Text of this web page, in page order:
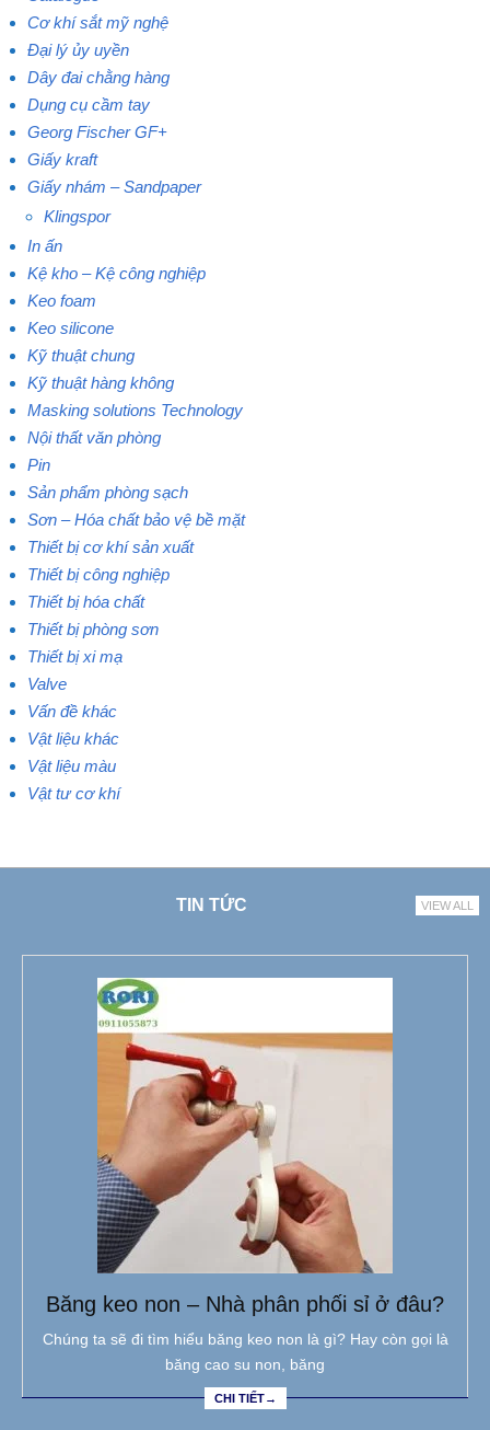
Cơ khí sắt mỹ nghệ
Đại lý ủy uyền
Dây đai chằng hàng
Dụng cụ cầm tay
Georg Fischer GF+
Giấy kraft
Giấy nhám – Sandpaper
Klingspor
In ấn
Kệ kho – Kệ công nghiệp
Keo foam
Keo silicone
Kỹ thuật chung
Kỹ thuật hàng không
Masking solutions Technology
Nội thất văn phòng
Pin
Sản phẩm phòng sạch
Sơn – Hóa chất bảo vệ bề mặt
Thiết bị cơ khí sản xuất
Thiết bị công nghiệp
Thiết bị hóa chất
Thiết bị phòng sơn
Thiết bị xi mạ
Valve
Vấn đề khác
Vật liệu khác
Vật liệu màu
Vật tư cơ khí
TIN TỨC VIEW ALL
Băng keo non – Nhà phân phối sỉ ở đâu?
Chúng ta sẽ đi tìm hiểu băng keo non là gì? Hay còn gọi là
băng cao su non, băng
CHI TIẾT→